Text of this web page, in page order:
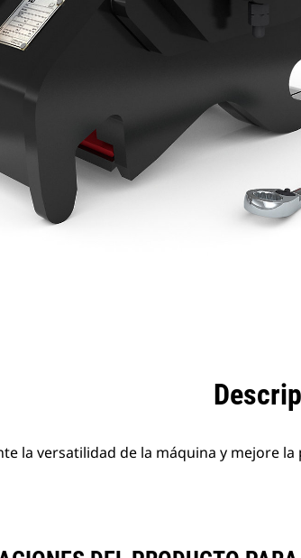
la versatilidad de la máquina y mejore